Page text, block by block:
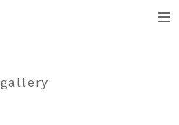
gallery